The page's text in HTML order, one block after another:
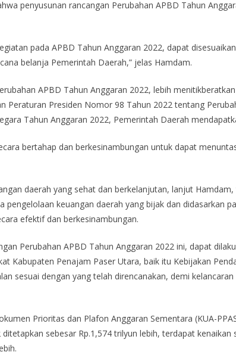
penyusunan rancangan Perubahan APBD Tahun
pada APBD Tahun Anggaran 2022, dapat
belanja Pemerintah Daerah,” jelas Hamdam.
APBD Tahun Anggaran 2022, lebih
Peraturan Presiden Nomor 98 Tahun 2022 tentang
Tahun Anggaran 2022, Pemerintah Daerah
bertahap dan berkesinambungan untuk dapat
daerah yang sehat dan berkelanjutan, lanjut
pengelolaan keuangan daerah yang bijak dan didasarkan
efektif dan berkesinambungan.
Perubahan APBD Tahun Anggaran 2022 ini, dapat
Kabupaten Penajam Paser Utara, baik itu Kebijakan
sesuai dengan yang telah direncanakan, demi
Prioritas dan Plafon Anggaran Sementara (KUA-
sebesar Rp.1,574 trilyun lebih, terdapat